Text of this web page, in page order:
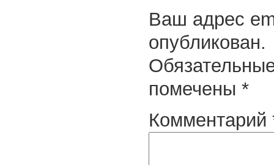
Ваш адрес
опубликован.
помечены *
Комментарий